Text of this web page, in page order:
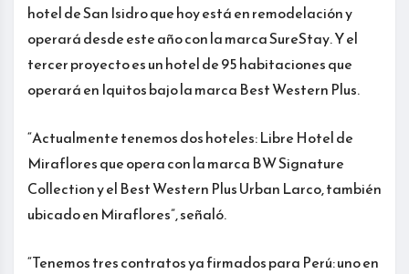
hotel de San Isidro que hoy está en remodelación y
operará desde este año con la marca SureStay. Y el
tercer proyecto es un hotel de 95 habitaciones que
operará en Iquitos bajo la marca Best Western Plus.
“Actualmente tenemos dos hoteles: Libre Hotel de
Miraflores que opera con la marca BW Signature
Collection y el Best Western Plus Urban Larco, también
ubicado en Miraflores”, señaló.
“Tenemos tres contratos ya firmados para Perú: uno en